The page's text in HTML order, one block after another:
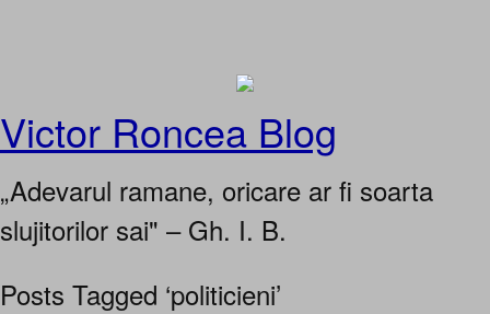
Victor Roncea Blog
„Adevarul ramane, oricare ar fi soarta
slujitorilor sai" – Gh. I. B.
Posts Tagged ‘politicieni’